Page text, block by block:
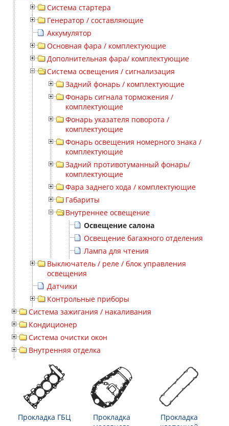
Система стартера
Генератор / составляющие
Аккумулятор
Основная фара / комплектующие
Дополнительная фара/ комплектующие
Система освещения / сигнализация
Задний фонарь / комплектующие
Фонарь сигнала торможения /
комплектующие
Фонарь указателя поворота /
комплектующие
Фонарь освещения номерного знака /
комплектующие
Задний противотуманный фонарь/
комплектующие
Фара заднего хода / комплектующие
Габариты
Внутреннее освещение
Освещение салона
Освещение багажного отделения
Лампа для чтения
Выключатель / реле / блок управления
освещения
Датчики
Контрольные приборы
Система зажигания / накаливания
Кондиционер
Система очистки окон
Внутренняя отделка
Прокладка ГБЦ
Прокладка
Прокладка